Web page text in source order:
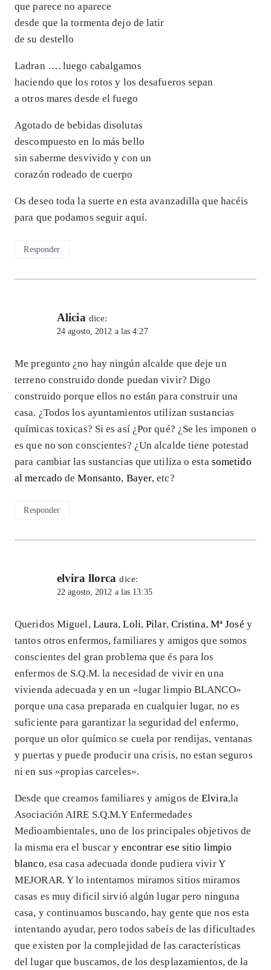
que parece no aparece
desde que la tormenta dejo de latir
de su destello
Ladran …. luego cabalgamos
haciendo que los rotos y los desafueros sepan
a otros mares desde el fuego
Agotado de bebidas disolutas
descompuesto en lo más bello
sin saberme desvivido y con un
corazón rodeado de cuerpo
Os deseo toda la suerte en esta avanzadilla que hacéis
para que podamos seguir aquí.
Responder
Alicia dice:
24 agosto, 2012 a las 4:27
Me pregunto ¿no hay ningún alcalde que deje un
terreno construido donde puedan vivir? Digo
construido porque ellos no están para construir una
casa. ¿Todos los ayuntamientos utilizan sustancias
químicas toxicas? Si es así ¿Por qué? ¿Se les imponen o
es que no son conscientes? ¿Un alcalde tiene potestad
para cambiar las sustancias que utiliza o esta sometido
al mercado deMonsanto, Bayer, etc?
Responder
elvira llorca dice:
22 agosto, 2012 a las 13:35
Queridos Miguel, Laura,Loli,Pilar, Cristina, Mª José y
tantos otros enfermos, familiares y amigos que somos
conscientes del gran problema que és para los
enfermos de S.Q.M. la necesidad de vivir en una
vivienda adecuada y en un «lugar limpio BLANCO»
porque una casa preparada en cualquier lugar, no es
suficiente para garantizar la seguridad del enfermo,
porque un olor químico se cuela por rendijas, ventanas
y puertas y puede producir una crisis, no estan seguros
ni en sus «propias carceles».
Desde que creamos familiares y amigos deElvira,la
Asociación AIRE S.Q.M.Y Enfermedades
Medioambientales, uno de los principales objetivos de
la misma era el buscar y encontrar ese sitio limpio
blanco, esa casa adecuada donde pudiera vivir Y
MEJORAR. Y lo intentamos miramos sitios miramos
casas es muy dificil sirvió algún lugar pero ninguna
casa, y continuamos buscando, hay gente que nos esta
intentando ayudar, pero todos sabeís de las dificultades
que existen por la complejidad de las características
del lugar que buscamos, de los desplazamientos, de la